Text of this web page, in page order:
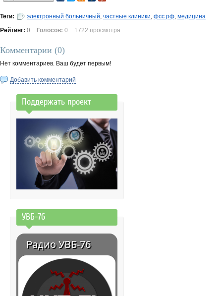
Теги: электронный больничный, частные клиники, фсс рф, медицина
Рейтинг: 0 Голосов: 0 1722 просмотра
Комментарии (0)
Нет комментариев. Ваш будет первым!
Добавить комментарий
Поддержать проект
УВБ-76
Радио УВБ-76